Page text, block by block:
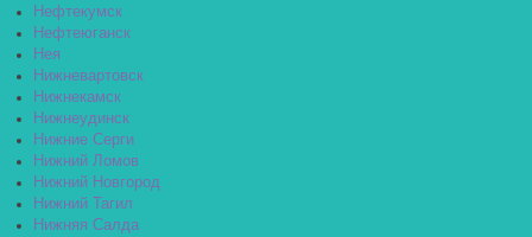
Нефтекумск
Нефтеюганск
Нея
Нижневартовск
Нижнекамск
Нижнеудинск
Нижние Серги
Нижний Ломов
Нижний Новгород
Нижний Тагил
Нижняя Салда